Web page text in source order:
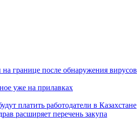
границе после обнаружения вирусов
уже на прилавках
платить работодатели в Казахстане
расширяет перечень закупа